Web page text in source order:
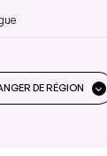
DE RÉGION